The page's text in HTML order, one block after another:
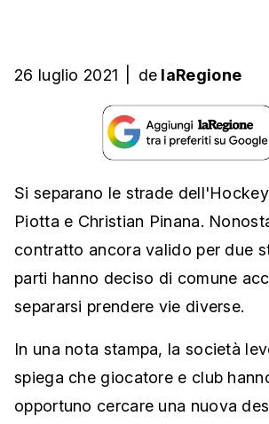
26 luglio 2021 de laRegione
Si separano le strade
Piotta e Christian Pinana.
contratto ancora valido per due
parti hanno deciso di comune
separarsi prendere vie diverse.
In una nota stampa, la società
spiega che giocatore e club
opportuno cercare una nuova